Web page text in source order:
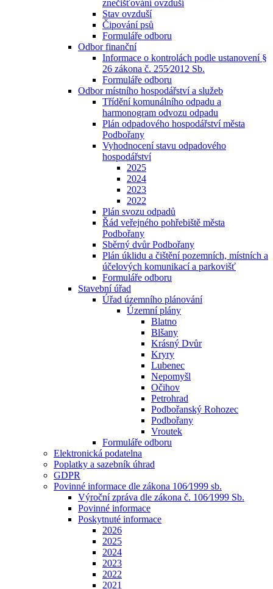
znečišťování ovzduší
Stav ovzduší
Čipování psů
Formuláře odboru
Odbor finanční
Informace o kontrolách podle ustanovení §
26 zákona č. 255⁄2012 Sb.
Formuláře odboru
Odbor místního hospodářství a služeb
Třídění komunálního odpadu a
harmonogram odvozu odpadu
Plán odpadového hospodářství města
Podbořany
Vyhodnocení stavu odpadového
hospodářství
2025
2024
2023
2022
Plán svozu odpadů
Řád veřejného pohřebiště města
Podbořany
Sběrný dvůr Podbořany
Plán úklidu a čištění pozemních, místních a
účelových komunikací a parkovišť
Formuláře odboru
Stavební úřad
Úřad územního plánování
Územní plány
Blatno
Blšany
Krásný Dvůr
Kryry
Lubenec
Nepomyšl
Očihov
Petrohrad
Podbořanský Rohozec
Podbořany
Vroutek
Formuláře odboru
Elektronická podatelna
Poplatky a sazebník úhrad
GDPR
Povinné informace dle zákona 106⁄1999 sb.
Výroční zpráva dle zákona č. 106⁄1999 Sb.
Povinné informace
Poskytnuté informace
2026
2025
2024
2023
2022
2021